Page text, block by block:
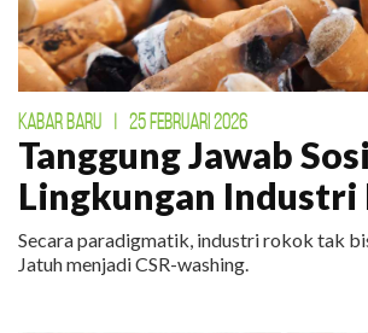
KABAR BARU | 25 FEBRUARI 2026
Tanggung Jawab
Lingkungan Industri
Secara paradigmatik, industri rokok tak
Jatuh menjadi CSR-washing.